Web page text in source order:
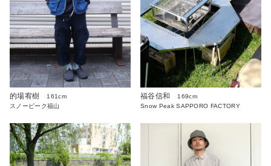
的場宥樹
161cm
スノーピーク福山
福谷信和
169cm
Snow Peak SAPPORO FACTORY